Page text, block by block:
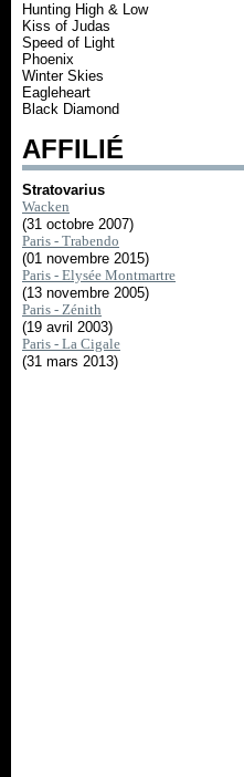
Hunting High & Low
Kiss of Judas
Speed of Light
Phoenix
Winter Skies
Eagleheart
Black Diamond
AFFILIÉ
Stratovarius
Wacken
(31 octobre 2007)
Paris - Trabendo
(01 novembre 2015)
Paris - Elysée Montmartre
(13 novembre 2005)
Paris - Zénith
(19 avril 2003)
Paris - La Cigale
(31 mars 2013)